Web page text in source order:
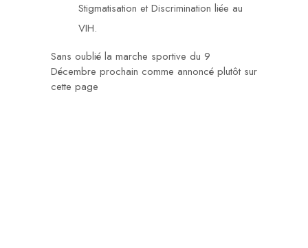
Stigmatisation et Discrimination liée au
VIH.
Sans oublié la marche sportive du 9
Décembre prochain comme annoncé plutôt sur
cette page